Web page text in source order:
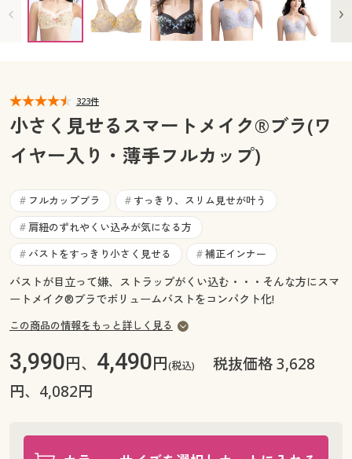
カタログ無料プレゼント
マイページ
閲覧履歴
お気に入り
サポート
ご利用ガイド
よくある質問とお問い合わせ
会員メニュー
閲覧履歴
お気に入り
ご利用ガイド
よくある質問とお問い合わせ
E75 ◎ 在庫あり
E80 ◎ 在庫あり
E85 ◎ 在庫あり
E90 ◎ 在庫あり
E95 ◎ 在庫あり
E100 ◎ 在庫あり
G90 ◎ 在庫あり
323件
小さく見せるスマートメイク®ブラ(ワ
イヤー入り・薄手フルカップ)
# フルカップブラ # すっきり、スリム見せが叶う
# 肩紐のずれやくい込みが気になる方
# バストをすっきり小さく見せる # 補正インナー
バストが目立って嫌、ストラップがくい込む・・・そんな方にスマ
ートメイク®ブラでボリュームバストをコンパクト化!
この商品の情報をもっと詳しく見る
3,990円、 4,490円(税込)
税抜価格 3,628
円、4,082円